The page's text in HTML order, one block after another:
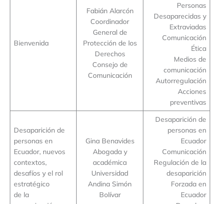
Bienvenida
Fabián Alarcón
Coordinador
General de
Protección de los
Derechos
Consejo de
Comunicación
Personas
Desaparecidas y
Extraviadas
Comunicación
Ética
Medios de
comunicación
Autorregulación
Acciones
preventivas
Desaparición de
personas en
Ecuador, nuevos
contextos,
desafíos y el rol
estratégico
de la
Gina Benavides
Abogada y
académica
Universidad
Andina Simón
Bolívar
Desaparición de
personas en
Ecuador
Comunicación
Regulación de la
desaparición
Forzada en
Ecuador